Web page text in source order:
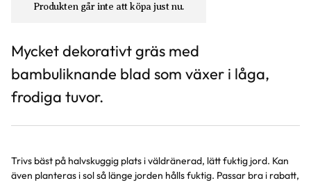
Produkten går inte att köpa just nu.
Mycket dekorativt gräs med
bambuliknande blad som växer i låga,
frodiga tuvor.
Trivs bäst på halvskuggig plats i väldränerad, lätt fuktig jord. Kan
även planteras i sol så länge jorden hålls fuktig. Passar bra i rabatt,